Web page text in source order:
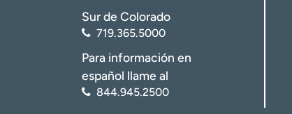
Sur de Colorado
719.365.5000
Para información en
español llame al
844.945.2500